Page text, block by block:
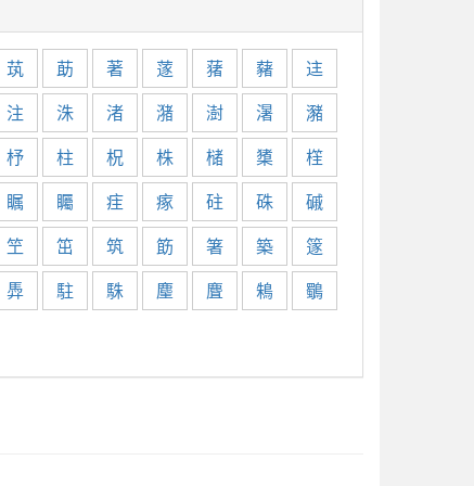
茿 莇 著 蓫 蕏 藸
迬
注 洙 渚 潴 澍 濐
瀦
杼 柱 柷 株 槠 橥
樦
瞩 矚 疰 瘃 砫 硃
磩
笁 笜 筑 筯 箸 築
篴
馵 駐 駯 麈 麆 鴸
鸀